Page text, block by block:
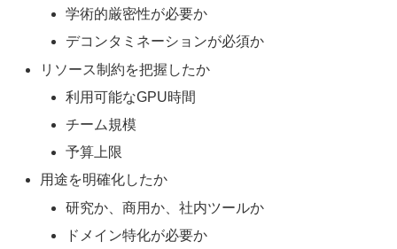
学術的厳密性が必要か
デコンタミネーションが必須か
リソース制約を把握したか
利用可能なGPU時間
チーム規模
予算上限
用途を明確化したか
研究か、商用か、社内ツールか
ドメイン特化が必要か